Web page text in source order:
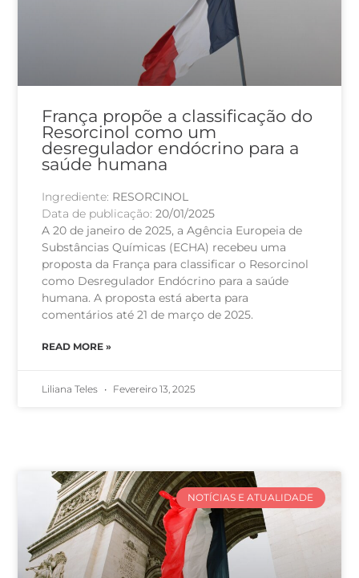
França propõe a classificação do
Resorcinol como um
desregulador endócrino para a
saúde humana
Ingrediente: RESORCINOL
Data de publicação:20/01/2025
A 20 de janeiro de 2025, a Agência Europeia de
Substâncias Químicas (ECHA) recebeu uma
proposta da França para classificar o Resorcinol
como Desregulador Endócrino para a saúde
humana. A proposta está aberta para
comentários até 21 de março de 2025.
READ MORE »
Liliana Teles Fevereiro 13, 2025
NOTÍCIAS E ATUALIDADE